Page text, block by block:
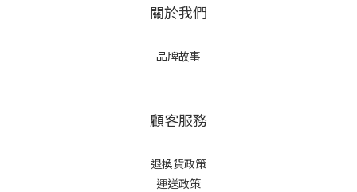
關於我們
品牌故事
顧客服務
退換貨政策
運送政策